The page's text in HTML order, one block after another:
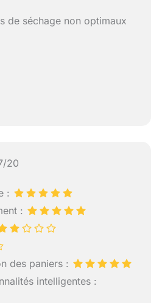
de séchage non optimaux
20
:
:
des paniers :
intelligentes :